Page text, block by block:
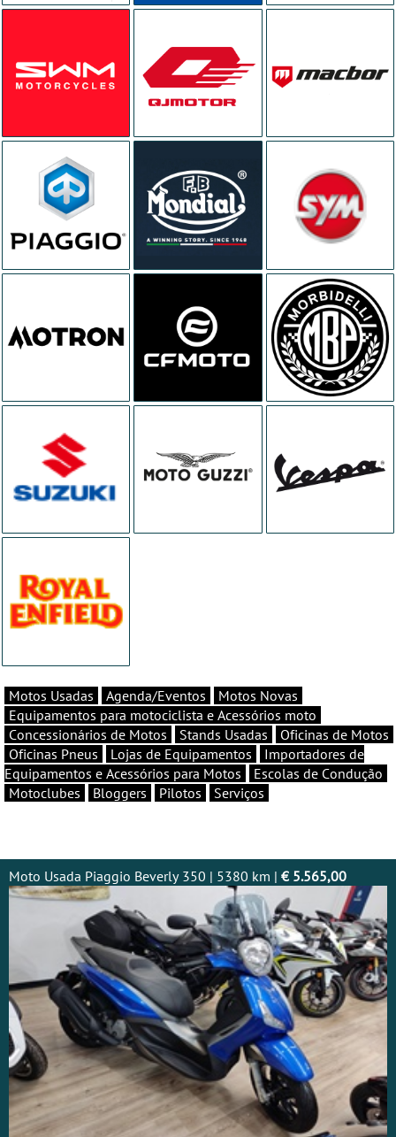
Motos Usadas Agenda/Eventos
Motos Novas
Equipamentos para motociclista e Acessórios moto
Concessionários de Motos
Stands Usadas
Oficinas de Motos
Oficinas Pneus
Lojas de Equipamentos
Importadores de
Equipamentos e Acessórios para Motos
Escolas de Condução
Motoclubes
Bloggers Pilotos Serviços
Moto Usada Piaggio Beverly 350 | 5380 km | € 5.565,00